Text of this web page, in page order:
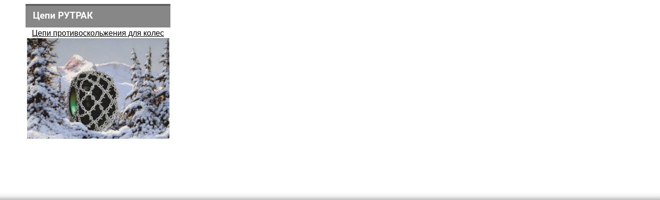
Цепи РУТРАК
Цепи противоскольжения для колес